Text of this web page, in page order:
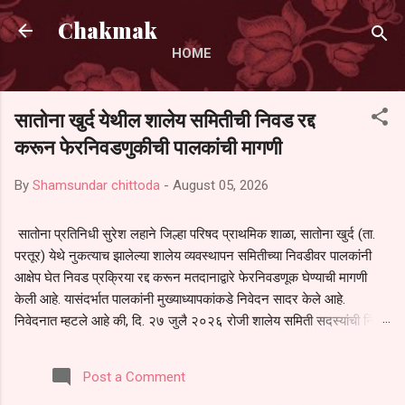
Skip to main content
Chakmak
HOME
सातोना खुर्द येथील शालेय समितीची निवड रद्द
करून फेरनिवडणुकीची पालकांची मागणी
By Shamsundar chittoda - August 05, 2026
सातोना प्रतिनिधी सुरेश लहाने जिल्हा परिषद प्राथमिक शाळा, सातोना खुर्द (ता.
परतूर) येथे नुकत्याच झालेल्या शालेय व्यवस्थापन समितीच्या निवडीवर पालकांनी
आक्षेप घेत निवड प्रक्रिया रद्द करून मतदानाद्वारे फेरनिवडणूक घेण्याची मागणी
केली आहे. यासंदर्भात पालकांनी मुख्याध्यापकांकडे निवेदन सादर केले आहे.
निवेदनात म्हटले आहे की, दि. २७ जुलै २०२६ रोजी शालेय समिती सदस्यांची निवड
पालकांना देण्यात आली नसल्याने मोठ्या संख्येने पालक बैठकीस उपस्थित राहू शकले
नाहीत. तसेच सर्व पालकांना विश्वासात न घेता निवड प्रक्रिया पूर्ण करण्यात
Post a Comment